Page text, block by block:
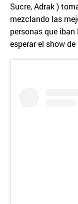
Sucre, Adrak )
mezclando las
personas que
esperar el show de